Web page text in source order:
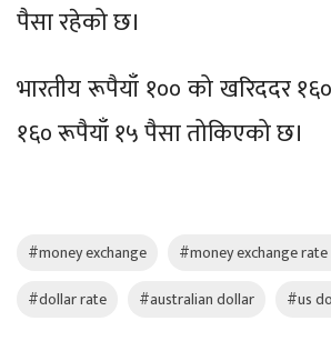
पैसा रहेको छ।
भारतीय रूपैयाँ १०० को खरिददर
१६० रूपैयाँ १५ पैसा तोकिएको छ।
#money exchange
#money exchange
#dollar rate
#australian dollar #us